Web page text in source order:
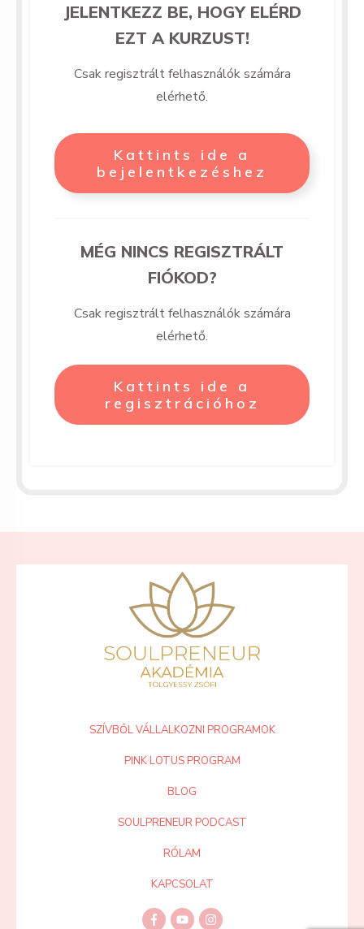
JELENTKEZZ BE, HOGY ELÉRD
EZT A KURZUST!
Csak regisztrált felhasználók számára
elérhető.
Kattints ide a
bejelentkezéshez
MÉG NINCS REGISZTRÁLT
FIÓKOD?
Csak regisztrált felhasználók számára
elérhető.
Kattints ide a
regisztrációhoz
SZÍVBŐL VÁLLALKOZNI PROGRAMOK
PINK LOTUS PROGRAM
BLOG
SOULPRENEUR PODCAST
RÓLAM
KAPCSOLAT